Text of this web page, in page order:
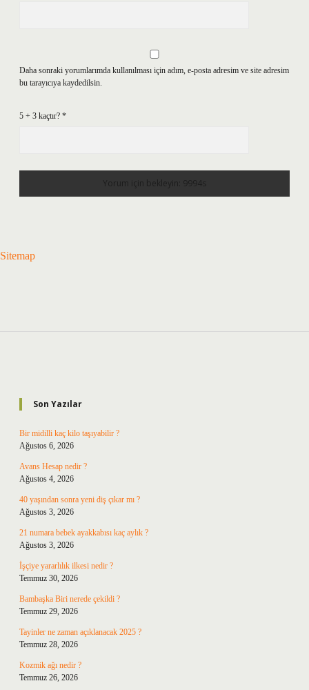
Daha sonraki yorumlarımda kullanılması için adım, e-posta adresim ve site adresim
bu tarayıcıya kaydedilsin.
5 + 3 kaçtır? *
Sitemap
Son Yazılar
Bir midilli kaç kilo taşıyabilir ?
Ağustos 6, 2026
Avans Hesap nedir ?
Ağustos 4, 2026
40 yaşından sonra yeni diş çıkar mı ?
Ağustos 3, 2026
21 numara bebek ayakkabısı kaç aylık ?
Ağustos 3, 2026
İşçiye yararlılık ilkesi nedir ?
Temmuz 30, 2026
Bambaşka Biri nerede çekildi ?
Temmuz 29, 2026
Tayinler ne zaman açıklanacak 2025 ?
Temmuz 28, 2026
Kozmik ağı nedir ?
Temmuz 26, 2026